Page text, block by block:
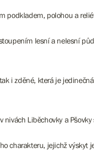
podkladem, polohou a
lesní a nelesní
i zděné, která je
Liběchovky a
charakteru, jejichž výskyt